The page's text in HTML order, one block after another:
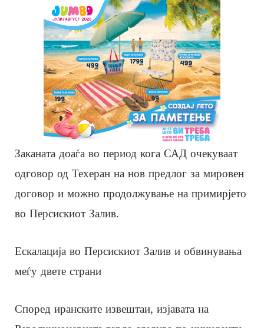
Заканата доаѓа во период кога САД очекуваат
одговор од Техеран на нов предлог за мировен
договор и можно продолжување на примирјето
во Персискиот Залив.
Ескалација во Персискиот Залив и обвинувања
меѓу двете страни
Според иранските извештаи, изјавата на